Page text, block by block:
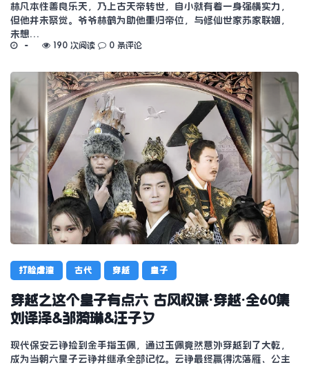
林凡本性善良乐天，乃上古天帝转世，自小就有着一身强横实力，
但他并未察觉。爷爷林鹤为助他重归帝位，与修仙世家苏家联姻，
未想…
190 次阅读 0 条评论
打脸虐渣 古代 穿越 皇子
穿越之这个皇子有点六 古风权谋·穿越·全60集
刘译泽&邹漪琳&汪子夕
现代保安云铮捡到金手指玉佩，通过玉佩竟然意外穿越到了大乾，
成为当朝六皇子云铮并继承全部记忆。云铮最终赢得沈落雁、公主